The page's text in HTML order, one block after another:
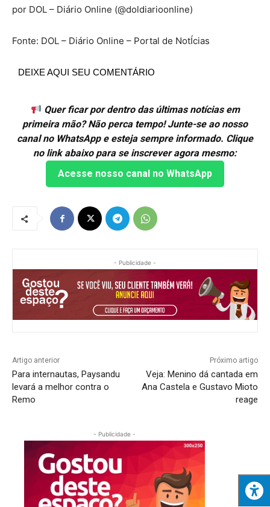
por DOL – Diário Online (@doldiarioonline)
Fonte: DOL – Diário Online – Portal de NotÍcias
DEIXE AQUI SEU COMENTÁRIO
Quer ficar por dentro das últimas notícias em
primeira mão? Não perca tempo! Junte-se ao nosso
canal no WhatsApp e esteja sempre informado. Clique
no link abaixo para se inscrever agora mesmo:
Acesse nosso canal no WhatsApp
- Publicidade -
Artigo anterior
Para internautas, Paysandu
levará a melhor contra o
Remo
Próximo artigo
Veja: Menino dá cantada em
Ana Castela e Gustavo Mioto
reage
- Publicidade -